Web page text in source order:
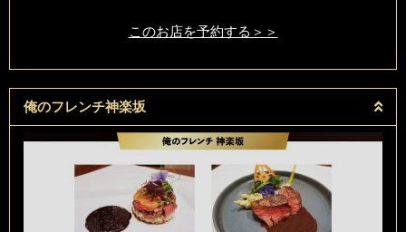
このお店を予約する＞＞
俺のフレンチ神楽坂